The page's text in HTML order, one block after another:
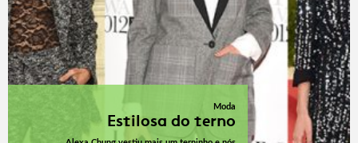
Moda
Estilosa do terno